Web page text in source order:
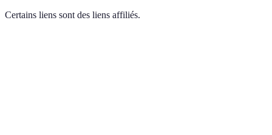
Certains liens sont des liens affiliés.